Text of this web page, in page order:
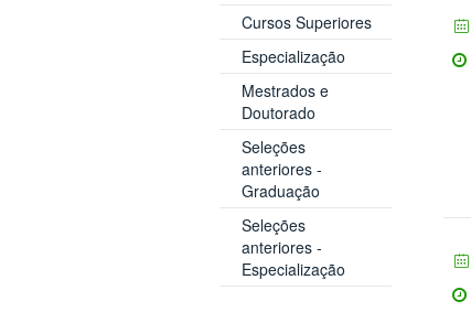
Cursos Superiores
Especialização
Mestrados e
Doutorado
Seleções
anteriores -
Graduação
Seleções
anteriores -
Especialização